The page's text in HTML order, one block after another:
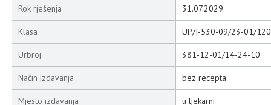
Rok rješenja 31.07.2029.
Klasa UP/I-530-09/23-01/120
Urbroj 381-12-01/14-24-10
Način izdavanja bez recepta
Mjesto izdavanja u ljekarni